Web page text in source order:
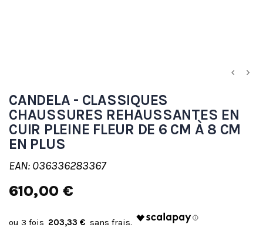
CANDELA - CLASSIQUES
CHAUSSURES REHAUSSANTES EN
CUIR PLEINE FLEUR DE 6 CM À 8 CM
EN PLUS
EAN: 036336283367
610,00 €
203,33 €